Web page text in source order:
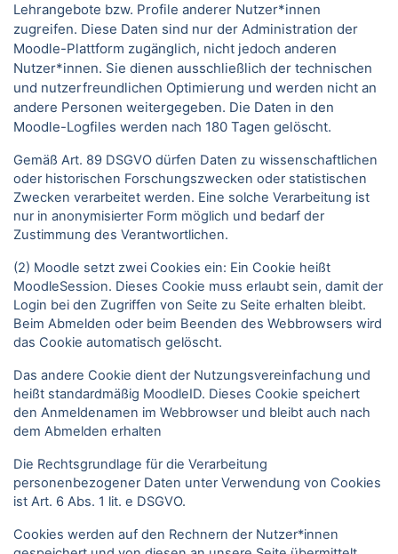
Lehrangebote bzw. Profile anderer Nutzer*innen
zugreifen. Diese Daten sind nur der Administration der
Moodle-Plattform zugänglich, nicht jedoch anderen
Nutzer*innen. Sie dienen ausschließlich der technischen
und nutzerfreundlichen Optimierung und werden nicht an
andere Personen weitergegeben. Die Daten in den
Moodle-Logfiles werden nach 180 Tagen gelöscht.
Gemäß Art. 89 DSGVO dürfen Daten zu wissenschaftlichen
oder historischen Forschungszwecken oder statistischen
Zwecken verarbeitet werden. Eine solche Verarbeitung ist
nur in anonymisierter Form möglich und bedarf der
Zustimmung des Verantwortlichen.
(2) Moodle setzt zwei Cookies ein: Ein Cookie heißt
MoodleSession. Dieses Cookie muss erlaubt sein, damit der
Login bei den Zugriffen von Seite zu Seite erhalten bleibt.
Beim Abmelden oder beim Beenden des Webbrowsers wird
das Cookie automatisch gelöscht.
Das andere Cookie dient der Nutzungsvereinfachung und
heißt standardmäßig MoodleID. Dieses Cookie speichert
den Anmeldenamen im Webbrowser und bleibt auch nach
dem Abmelden erhalten
Die Rechtsgrundlage für die Verarbeitung
personenbezogener Daten unter Verwendung von Cookies
ist Art. 6 Abs. 1 lit. e DSGVO.
Cookies werden auf den Rechnern der Nutzer*innen